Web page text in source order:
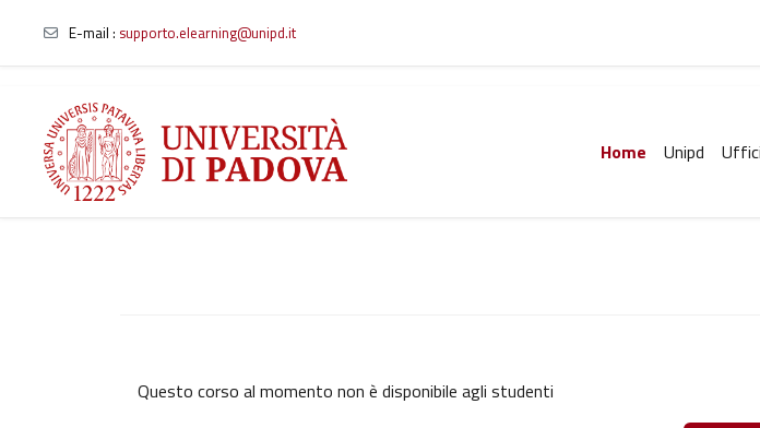
Vai al contenuto principale
E-mail : supporto.elearning@unipd.it
Home Unipd
Questo corso al momento non è disponibile agli studenti